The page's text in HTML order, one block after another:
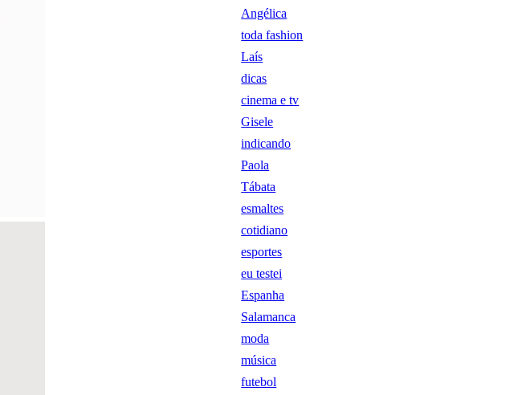
Angélica
toda fashion
Laís
dicas
cinema e tv
Gisele
indicando
Paola
Tábata
esmaltes
cotidiano
esportes
eu testei
Espanha
Salamanca
moda
música
futebol